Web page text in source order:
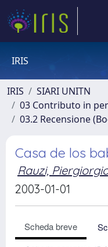
IRIS
IRIS
SIARI UNITN
03 Contributo in
03.2 Recensione
Casa de los
Rauzi,
2003-01-01
Scheda breve